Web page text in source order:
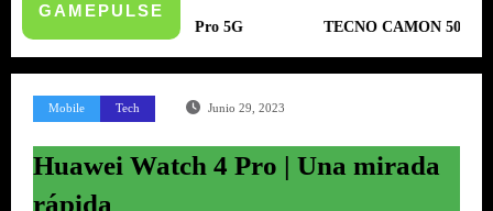
GAMEPULSE
Pro 5G TECNO CAMON 50 | Sensor Sony | Resistencia
Mobile Tech Junio 29, 2023
Huawei Watch 4 Pro | Una mirada
rápida